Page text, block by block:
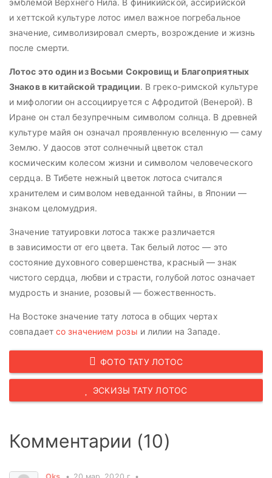
и хеттской культуре лотос имел важное погребальное
значение, символизировал смерть, возрождение и жизнь
после смерти.
Лотос это один из Восьми Сокровищ и Благоприятных
Знаков в китайской традиции. В греко-римской культуре
и мифологии он ассоциируется с Афродитой (Венерой). В
Иране он стал безупречным символом солнца. В древней
культуре майя он означал проявленную вселенную — саму
Землю. У даосов этот солнечный цветок стал
космическим колесом жизни и символом человеческого
сердца. В Тибете нежный цветок лотоса считался
хранителем и символом неведанной тайны, в Японии —
знаком целомудрия.
Значение татуировки лотоса также различается
в зависимости от его цвета. Так белый лотос — это
состояние духовного совершенства, красный — знак
чистого сердца, любви и страсти, голубой лотос означает
мудрость и знание, розовый — божественность.
На Востоке значение тату лотоса в общих чертах
совпадает со значением розы и лилии на Западе.
ФОТО ТАТУ ЛОТОС
ЭСКИЗЫ ТАТУ ЛОТОС
Комментарии (10)
Oks 20 мар. 2020 г.